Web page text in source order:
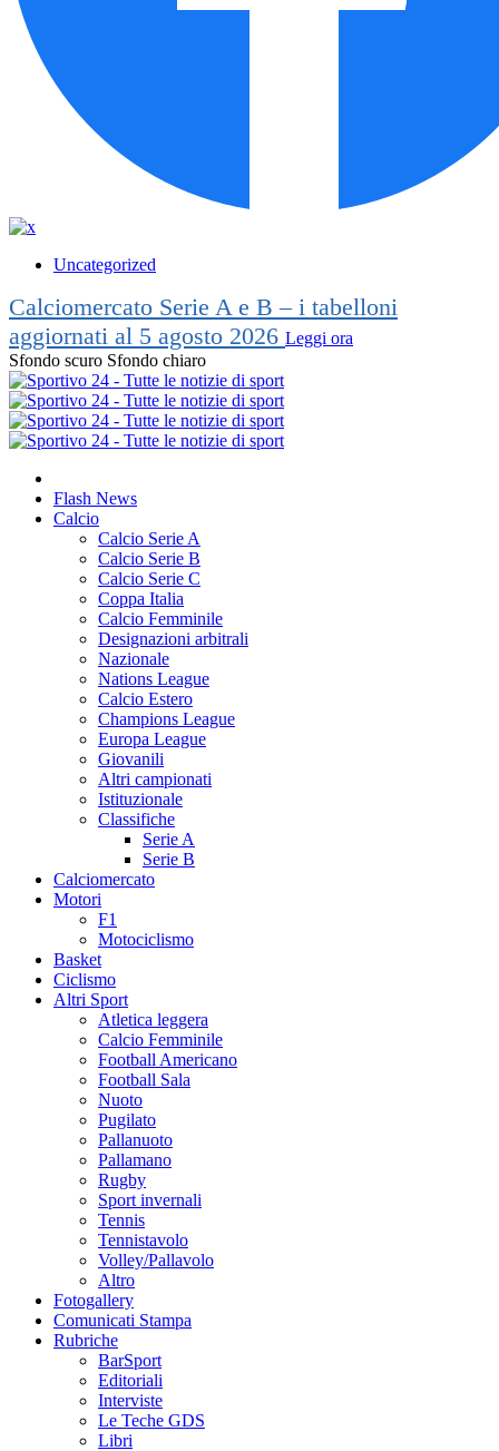
Uncategorized
Calciomercato Serie A e B – i tabelloni
aggiornati al 5 agosto 2026 Leggi ora
Sfondo scuro Sfondo chiaro
Flash News
Calcio
Calcio Serie A
Calcio Serie B
Calcio Serie C
Coppa Italia
Calcio Femminile
Designazioni arbitrali
Nazionale
Nations League
Calcio Estero
Champions League
Europa League
Giovanili
Altri campionati
Istituzionale
Classifiche
Serie A
Serie B
Calciomercato
Motori
F1
Motociclismo
Basket
Ciclismo
Altri Sport
Atletica leggera
Calcio Femminile
Football Americano
Football Sala
Nuoto
Pugilato
Pallanuoto
Pallamano
Rugby
Sport invernali
Tennis
Tennistavolo
Volley/Pallavolo
Altro
Fotogallery
Comunicati Stampa
Rubriche
BarSport
Editoriali
Interviste
Le Teche GDS
Libri